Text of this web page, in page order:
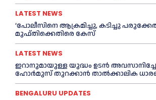
LATEST NEWS
‘പോലീസിനെ ആക്രമിച്ചു, കടിച്ചു
മുഫ്തിക്കെതിരെ കേസ്
LATEST NEWS
ഇറാനുമായുള്ള യുദ്ധം ഉടൻ
ഹോർമുസ് തുറക്കാൻ താൽക്കാലിക
BENGALURU UPDATES